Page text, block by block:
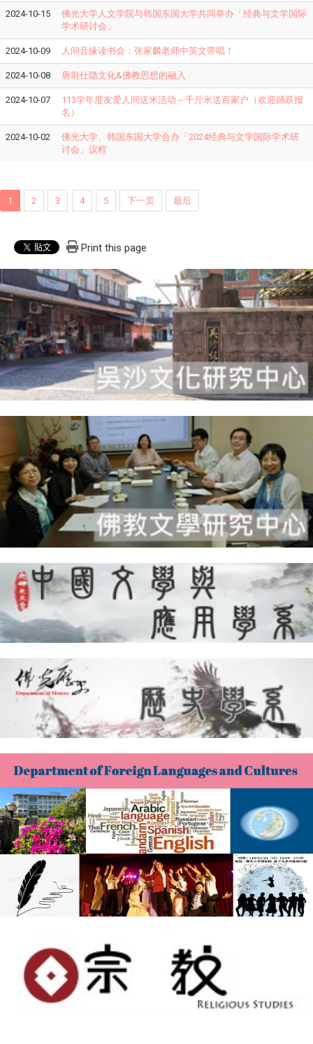
2024-10-15
佛光大学人文学院与韩国东国大学共同举办「经典与文学国际
学术研讨会」
2024-10-09 人间音缘读书会：张家麟老师中英文带唱！
2024-10-08 唐前仕隐文化&佛教思想的融入
2024-10-07
113学年度友爱人间送米活动～千斤米送百家户（欢迎踊跃报
名）
2024-10-02
佛光大学、韩国东国大学合办「2024经典与文学国际学术研
讨会」议程
1 2 3 4 5 下一页 最后
Print this page